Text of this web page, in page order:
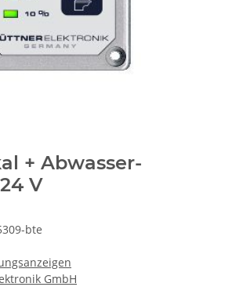
+ Abwasser-
V
bte
GmbH